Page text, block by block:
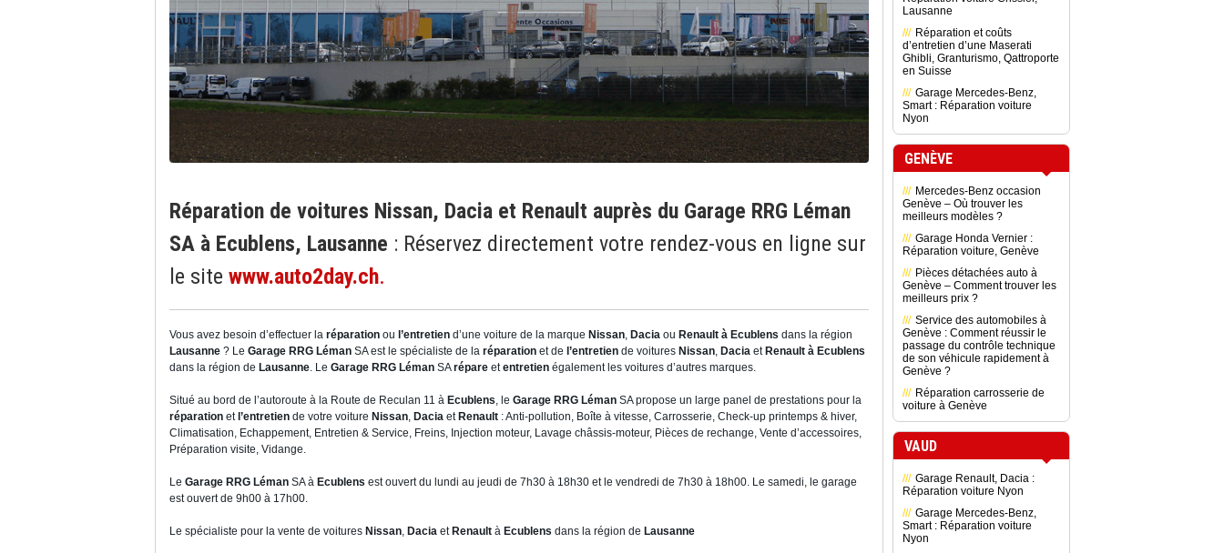
Réparation de voitures Nissan, Dacia et Renault auprès du Garage RRG Léman
SA à Ecublens, Lausanne : Réservez directement votre rendez-vous en ligne sur
le site www.auto2day.ch.
Vous avez besoin d’effectuer la réparationou l’entretiend’une voiture de la marque Nissan, Dacia ou Renault à Ecublens dans la région
Lausanne? Le Garage RRG LémanSA est le spécialiste de la réparationet de l’entretiende voitures Nissan, DaciaetRenault à Ecublens
dans la région de Lausanne. Le Garage RRG LémanSArépareetentretienégalement les voitures d’autres marques.
Situé au bord de l’autoroute à la Route de Reculan 11 à Ecublens, le Garage RRG Léman SA propose un large panel de prestations pour la
réparation etl’entretiende votre voiture Nissan, DaciaetRenault: Anti-pollution, Boîte à vitesse, Carrosserie, Check-up printemps & hiver,
Climatisation, Echappement, Entretien & Service, Freins, Injection moteur, Lavage châssis-moteur, Pièces de rechange, Vente d’accessoires,
Préparation visite, Vidange.
Le Garage RRG LémanSA à Ecublens est ouvert du lundi au jeudi de 7h30 à 18h30 et le vendredi de 7h30 à 18h00. Le samedi, le garage
est ouvert de 9h00 à 17h00.
Le spécialiste pour la vente de voitures Nissan, DaciaetRenaultà Ecublens dans la région de Lausanne
Lausanne
Réparation et coûts
d’entretien d’une Maserati
Ghibli, Granturismo, Qattroporte
en Suisse
Garage Mercedes-Benz,
Smart : Réparation voiture
Nyon
GENÈVE
Mercedes-Benz occasion
Genève – Où trouver les
meilleurs modèles ?
Garage Honda Vernier :
Réparation voiture, Genève
Pièces détachées auto à
Genève – Comment trouver les
meilleurs prix ?
Service des automobiles à
Genève : Comment réussir le
passage du contrôle technique
de son véhicule rapidement à
Genève ?
Réparation carrosserie de
voiture à Genève
VAUD
Garage Renault, Dacia :
Réparation voiture Nyon
Garage Mercedes-Benz,
Smart : Réparation voiture
Nyon